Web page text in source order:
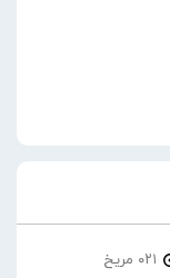
۰۲۱ مریخ